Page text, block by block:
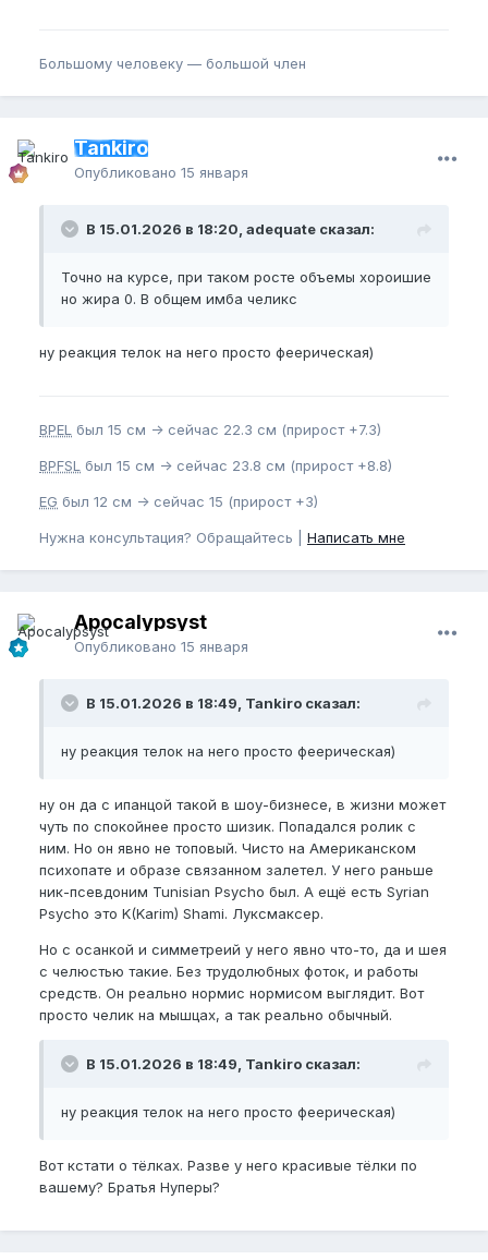
Большому человеку — большой член
Tankiro
Опубликовано 15 января
В 15.01.2026 в 18:20, adequate сказал:
Точно на курсе, при таком росте объемы хороишие
но жира 0. В общем имба челикс
ну реакция телок на него просто феерическая)
BPEL был 15 см -> сейчас 22.3 см (прирост +7.3)
BPFSL был 15 см -> сейчас 23.8 см (прирост +8.8)
EG был 12 см -> сейчас 15 (прирост +3)
Нужна консультация? Обращайтесь | Написать мне
Apocalypsyst
Опубликовано 15 января
В 15.01.2026 в 18:49, Tankiro сказал:
ну реакция телок на него просто феерическая)
ну он да с ипанцой такой в шоу-бизнесе, в жизни может
чуть по спокойнее просто шизик. Попадался ролик с
ним. Но он явно не топовый. Чисто на Американском
психопате и образе связанном залетел. У него раньше
ник-псевдоним Tunisian Psycho был. А ещё есть Syrian
Psycho это K(Karim) Shami. Луксмаксер.
Но с осанкой и симметреий у него явно что-то, да и шея
с челюстью такие. Без трудолюбных фоток, и работы
средств. Он реально нормис нормисом выглядит. Вот
просто челик на мышцах, а так реально обычный.
В 15.01.2026 в 18:49, Tankiro сказал:
ну реакция телок на него просто феерическая)
Вот кстати о тёлках. Разве у него красивые тёлки по
вашему? Братья Нуперы?